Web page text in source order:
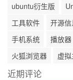
ubuntu衍生版
工具软件
开源信
手机系统
播放器
火狐浏览器
虚
近期评论